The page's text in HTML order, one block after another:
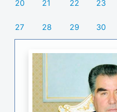
20 21 22 23
27 28 29 30